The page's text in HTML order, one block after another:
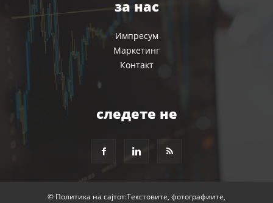
за нас
Импресум
Маркетинг
Контакт
следете не
© Политика на сајтот:Текстовите, фотографиите,